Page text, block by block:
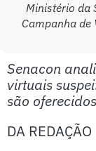
Ministério da
Campanha de
Senacon
virtuais
são oferecidos
DA REDAÇÃO